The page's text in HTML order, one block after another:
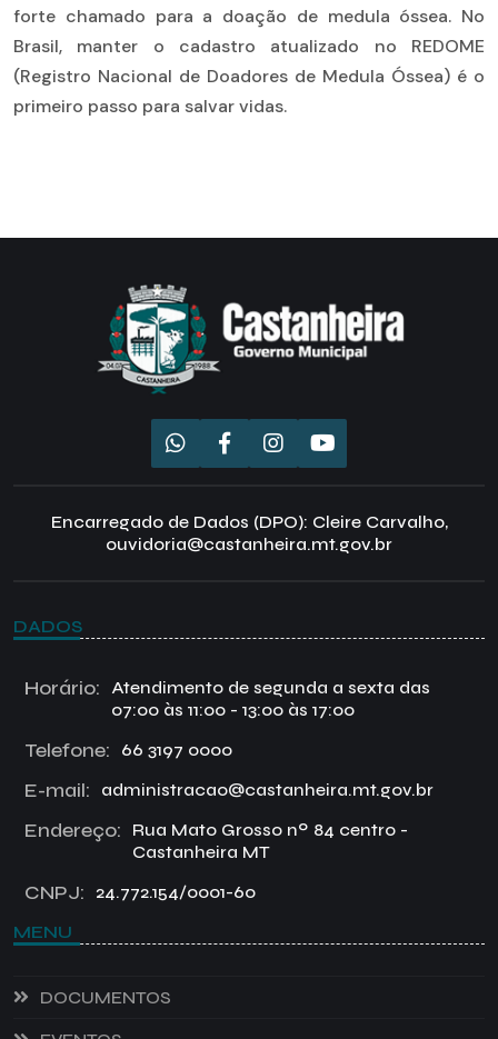
forte chamado para a doação de medula óssea. No
Brasil, manter o cadastro atualizado no REDOME
(Registro Nacional de Doadores de Medula Óssea) é o
primeiro passo para salvar vidas.
Encarregado de Dados (DPO): Cleire Carvalho,
ouvidoria@castanheira.mt.gov.br
DADOS
Horário:
Atendimento de segunda a sexta das
07:00 às 11:00 - 13:00 às 17:00
Telefone: 66 3197 0000
E-mail: administracao@castanheira.mt.gov.br
Endereço:
Rua Mato Grosso nº 84 centro -
Castanheira MT
CNPJ: 24.772.154/0001-60
MENU
DOCUMENTOS